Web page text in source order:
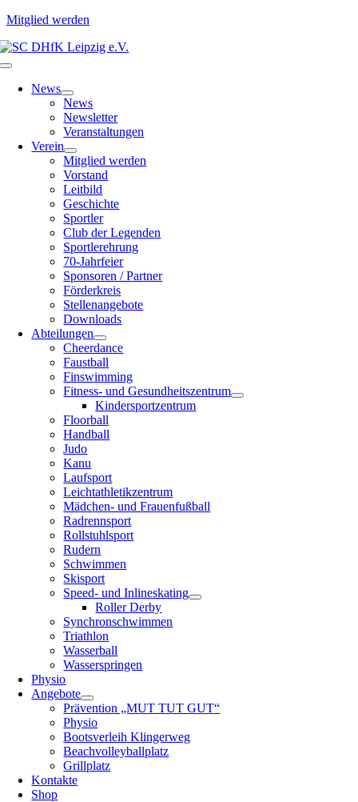
Mitglied werden
Zum
Inhalt
Toggle
NavigationNews
News
Newsletter
Veranstaltungen
Verein
Mitglied werden
Vorstand
Leitbild
Geschichte
Sportler
Club der Legenden
Sportlerehrung
70-Jahrfeier
Sponsoren / Partner
Förderkreis
Stellenangebote
Downloads
Abteilungen
Cheerdance
Faustball
Finswimming
Fitness- und Gesundheitszentrum
Kindersportzentrum
Floorball
Handball
Judo
Kanu
Laufsport
Leichtathletikzentrum
Mädchen- und Frauenfußball
Radrennsport
Rollstuhlsport
Rudern
Schwimmen
Skisport
Speed- und Inlineskating
Roller Derby
Synchronschwimmen
Triathlon
Wasserball
Wasserspringen
Physio
Angebote
Prävention „MUT TUT GUT“
Physio
Bootsverleih Klingerweg
Beachvolleyballplatz
Grillplatz
Kontakte
Shop